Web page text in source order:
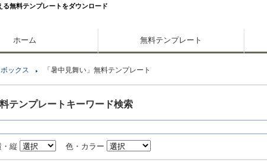
る無料テンプレートをダウンロード
ホーム 無料テンプレート
ックス 「暑中見舞い」無料テンプレート
テンプレートキーワード検索
・縦 色・カラー